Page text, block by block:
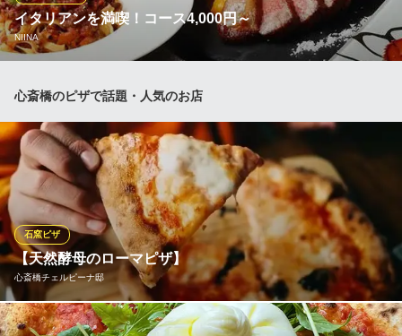
La Galloise（ラ・ギャロワーズ）
人気イタリアン パスタ
大阪メトロ四つ橋線四ツ橋駅 徒歩3分
イタリアンを満喫！コース4,000円～
NIINA
女子会やちょっとしたお集まりには、パーティープランがお勧め
イタリアンを味わえるコースが4,000円～3種ご用意しておりま
す！ご予算やシーンに応じてお選びください。
NIINA
朝まで楽しめるバー
大阪メトロ御堂筋線心斎橋駅 徒歩3分
大阪府大阪市中央区東心斎橋1-19-8 日宝プロムナード1F
心斎橋のピザで話題・人気のお店
【天然酵母のローマピザ】
心斎橋チェルピーナ邸
石窯ピザ
天然酵母で作るピザは、甘味と風味が増し、外はサクッと中はも